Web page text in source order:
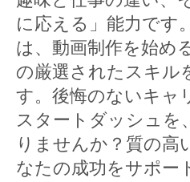
に応える」能力です
は、動画制作を始め
の厳選されたスキル
す。後悔のないキャ
スタートダッシュを
りませんか？質の高
なたの成功をサポー